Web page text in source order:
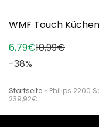
WMF Touch
6,79€10,99€
-38%
Startseite » Philips 2200
239,92€